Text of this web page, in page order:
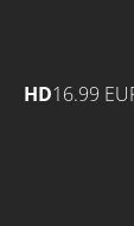
HD16.99